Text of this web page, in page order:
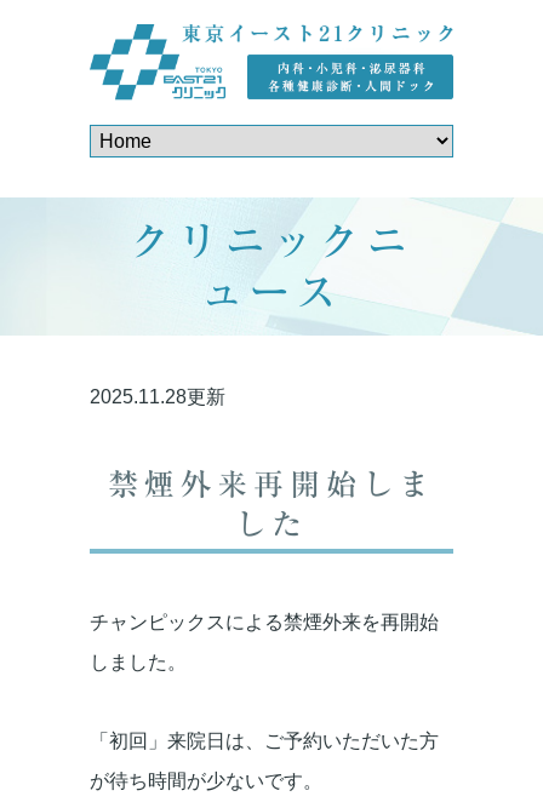
クリニックニ
ュース
2025.11.28更新
禁煙外来再開始しま
した
チャンピックスによる禁煙外来を再開始
しました。
「初回」来院日は、ご予約いただいた方
が待ち時間が少ないです。